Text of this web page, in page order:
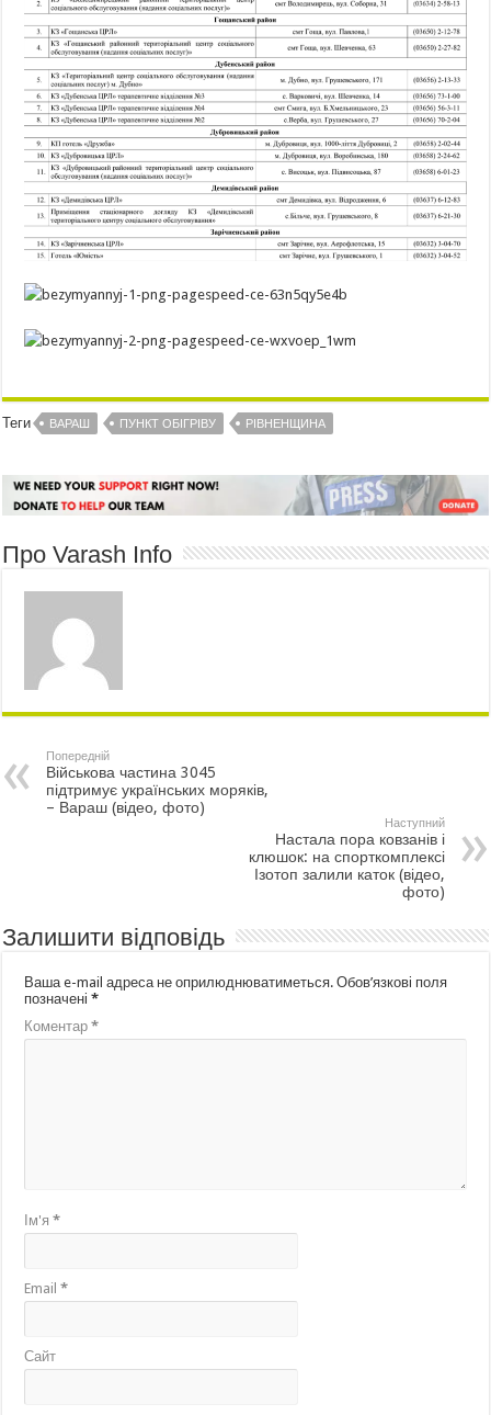
Теги ВАРАШ ПУНКТ ОБІГРІВУ РІВНЕНЩИНА
Про Varash Info
Попередній
Військова частина 3045
підтримує українських моряків,
– Вараш (відео, фото)
Наступний
Настала пора ковзанів і
клюшок: на спорткомплексі
Ізотоп залили каток (відео,
фото)
Залишити відповідь
Ваша e-mail адреса не оприлюднюватиметься. Обов’язкові поля
позначені*
Коментар*
Ім'я*
Email*
Сайт